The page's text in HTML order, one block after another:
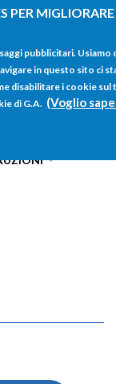
PER
pubblicitari. Usiamo
in questo sito ci
disabilitare i cookie
di G.A. (Voglio